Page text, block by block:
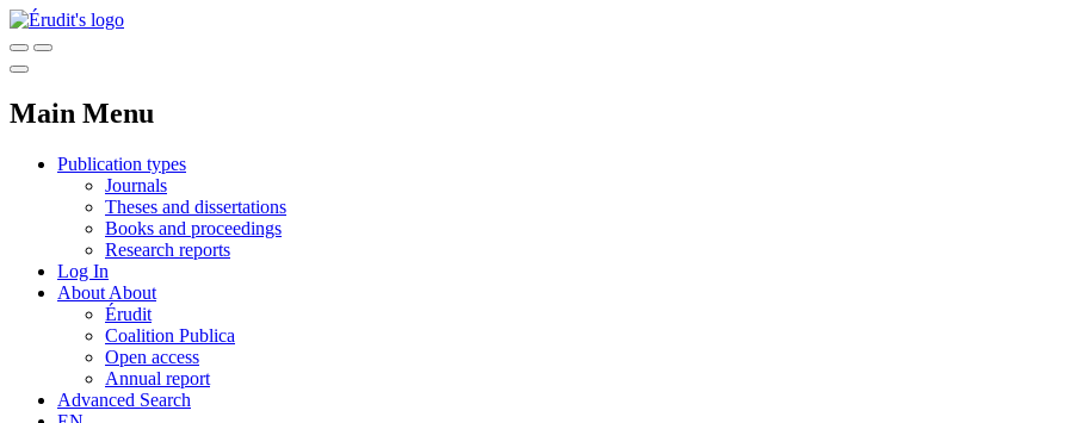
Main Menu
Publication types
Journals
Theses and dissertations
Books and proceedings
Research reports
Log In
About About
Érudit
Coalition Publica
Open access
Annual report
Advanced Search